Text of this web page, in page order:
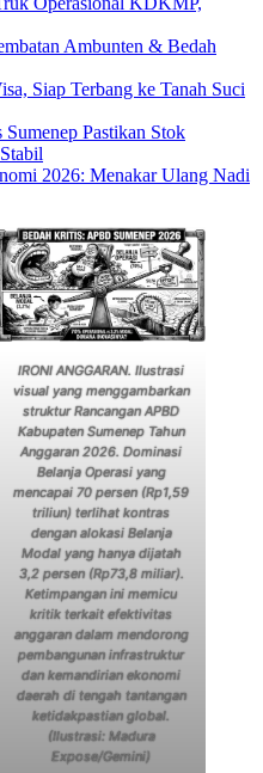
Ambunten & Bedah
Siap Terbang ke Tanah Suci
Pastikan Stok
2026: Menakar Ulang Nadi
IRONI ANGGARAN. Ilustrasi
visual yang menggambarkan
struktur Rancangan APBD
Kabupaten Sumenep Tahun
Anggaran 2026. Dominasi
Belanja Operasi yang
mencapai 70 persen (Rp1,59
triliun) terlihat kontras
dengan alokasi Belanja
Modal yang hanya dijatah
3,2 persen (Rp73,8 miliar).
Ketimpangan ini memicu
kritik terkait efektivitas
anggaran dalam mendorong
pembangunan infrastruktur
dan kemandirian ekonomi
daerah di tengah tantangan
ketidakpastian global.
(Ilustrasi: Madura
Expose/Gemini)